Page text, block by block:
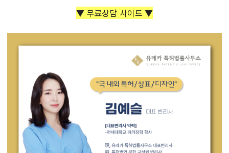
▼ 무료상담 사이트 ▼